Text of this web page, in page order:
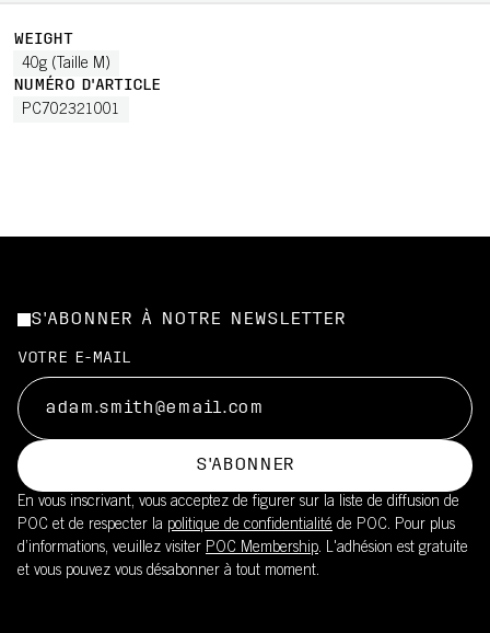
WEIGHT
40g (Taille M)
NUMÉRO D'ARTICLE
PC702321001
S'ABONNER À NOTRE NEWSLETTER
VOTRE E-MAIL
S'ABONNER
En vous inscrivant, vous acceptez de figurer sur la liste de diffusion de
POC et de respecter la politique de confidentialité de POC. Pour plus
d’informations, veuillez visiter POC Membership. L'adhésion est gratuite
et vous pouvez vous désabonner à tout moment.